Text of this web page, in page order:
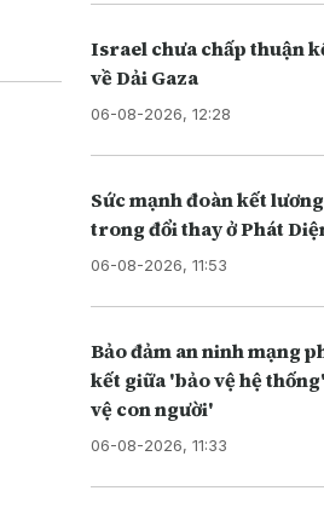
Israel chưa chấp thuận
về Dải Gaza
06-08-2026, 12:28
Sức mạnh đoàn kết
trong đổi thay ở Phát
06-08-2026, 11:53
Bảo đảm an ninh mạng
kết giữa 'bảo vệ hệ
vệ con người'
06-08-2026, 11:33